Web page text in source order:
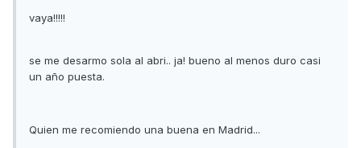
vaya!!!!!
se me desarmo sola al abri.. ja! bueno al menos duro casi
un año puesta.
Quien me recomiendo una buena en Madrid...